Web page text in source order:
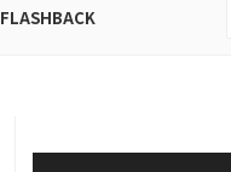
FLASHBACK